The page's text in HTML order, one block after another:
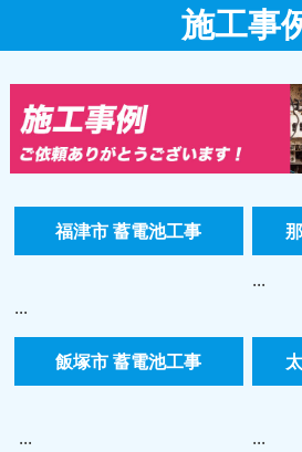
施工事
福津市 蓄電池工事
...
...
飯塚市 蓄電池工事
... ...